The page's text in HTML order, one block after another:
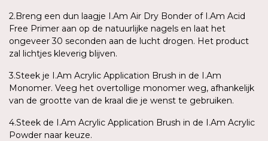
2.Breng een dun laagje I.Am Air Dry Bonder of I.Am Acid
Free Primer aan op de natuurlijke nagels en laat het
ongeveer 30 seconden aan de lucht drogen. Het product
zal lichtjes kleverig blijven.
3.Steek je I.Am Acrylic Application Brush in de I.Am
Monomer. Veeg het overtollige monomer weg, afhankelijk
van de grootte van de kraal die je wenst te gebruiken.
4.Steek de I.Am Acrylic Application Brush in de I.Am Acrylic
Powder naar keuze.